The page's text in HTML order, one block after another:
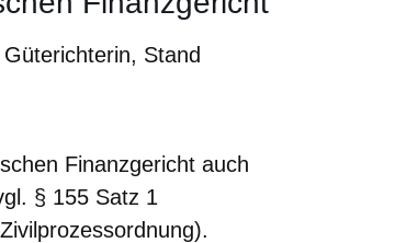
Stand
Finanzgericht auch
§ 155 Satz 1